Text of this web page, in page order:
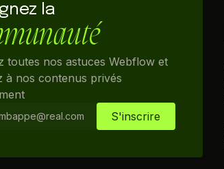
la
toutes nos astuces Webflow et
à nos contenus privés